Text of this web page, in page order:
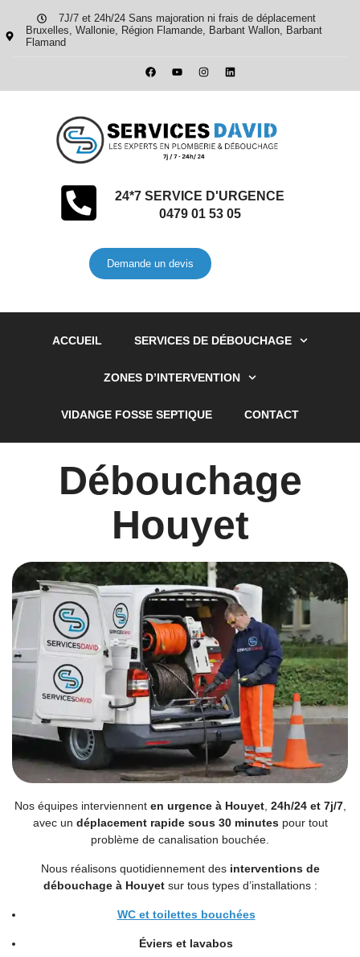
7J/7 et 24h/24 Sans majoration ni frais de déplacement
Bruxelles, Wallonie, Région Flamande, Barbant Wallon, Barbant
Flamand
24*7 SERVICE D'URGENCE
0479 01 53 05
Demande un devis
ACCUEIL SERVICES DE DÉBOUCHAGE
ZONES D’INTERVENTION
VIDANGE FOSSE SEPTIQUE CONTACT
Débouchage
Houyet
Nos équipes interviennent en urgence à Houyet, 24h/24 et 7j/7,
avec un déplacement rapide sous 30 minutespour tout
problème de canalisation bouchée.
Nous réalisons quotidiennement des interventions de
débouchage à Houyet sur tous types d’installations :
WC et toilettes bouchées
Éviers et lavabos